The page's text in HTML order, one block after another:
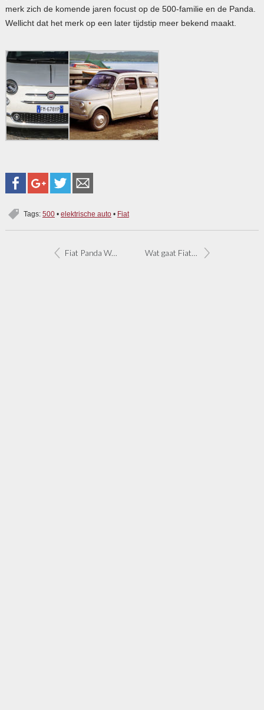
merk zich de komende jaren focust op de 500-familie en de Panda.
Wellicht dat het merk op een later tijdstip meer bekend maakt.
Tags: 500• elektrische auto• Fiat
Fiat Panda Waze combineert navigatie en social media [update] Wat gaat Fiat aankondigen op 1 juni?